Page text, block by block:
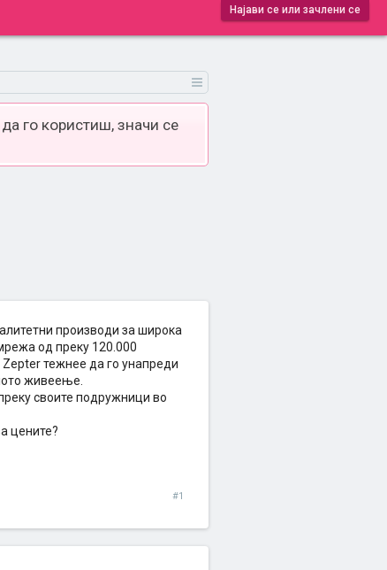
Најави се или зачлени се
го користиш, значи се
производи за широка
од преку 120.000
тежнее да го унапреди
живеење.
своите подружници во
цените?
#1